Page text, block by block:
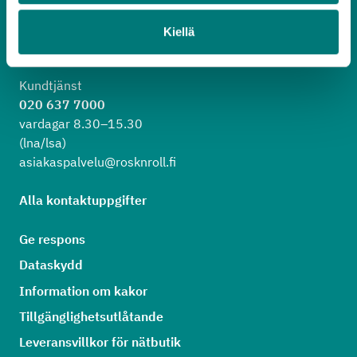
Kiellä
Kundtjänst
020 637 7000
vardagar 8.30–15.30
(lna/lsa)
asiakaspalvelu@rosknroll.fi
Alla kontaktuppgifter
Ge respons
Dataskydd
Information om kakor
Tillgänglighetsutlåtande
Leveransvillkor för nätbutik